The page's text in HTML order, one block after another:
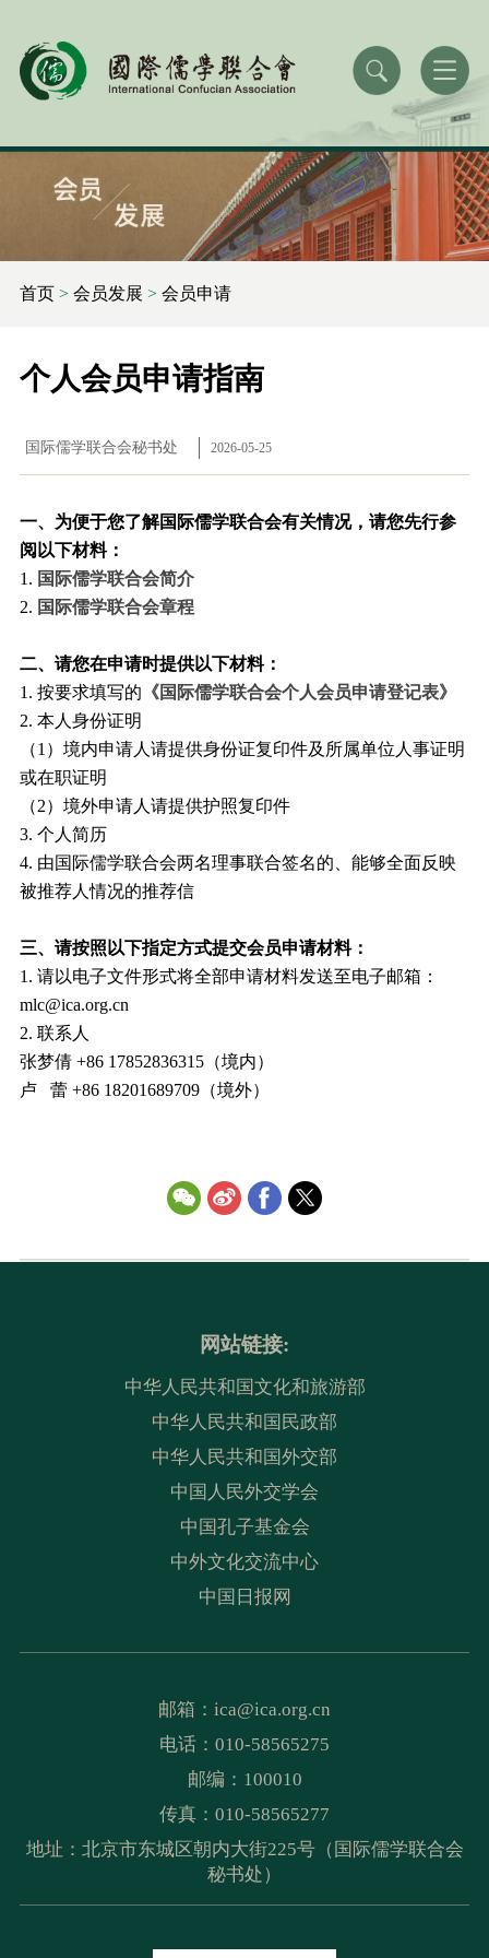
首页> 会员发展 > 会员申请
个人会员申请指南
国际儒学联合会秘书处 2026-05-25
一、为便于您了解国际儒学联合会有关情况，请您先行参
阅以下材料：
1. 国际儒学联合会简介
2. 国际儒学联合会章程
二、请您在申请时提供以下材料：
1. 按要求填写的 《国际儒学联合会个人会员申请登记表》
2. 本人身份证明
（1）境内申请人请提供身份证复印件及所属单位人事证明
或在职证明
（2）境外申请人请提供护照复印件
3. 个人简历
4. 由国际儒学联合会两名理事联合签名的、能够全面反映
被推荐人情况的推荐信
三、请按照以下指定方式提交会员申请材料：
1. 请以电子文件形式将全部申请材料发送至电子邮箱：
mlc@ica.org.cn
2. 联系人
张梦倩 +86 17852836315（境内）
卢 蕾 +86 18201689709（境外）
网站链接:
中华人民共和国文化和旅游部
中华人民共和国民政部
中华人民共和国外交部
中国人民外交学会
中国孔子基金会
中外文化交流中心
中国日报网
邮箱： ica@ica.org.cn
电话：010-58565275
邮编：100010
传真：010-58565277
地址：北京市东城区朝内大街225号（国际儒学联合会
秘书处）